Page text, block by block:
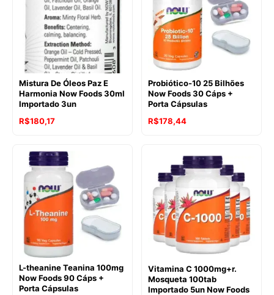
Mistura De Óleos Paz E
Harmonia Now Foods 30ml
Importado 3un
R$180,17
Probiótico-10 25 Bilhões
Now Foods 30 Cáps +
Porta Cápsulas
R$178,44
L-theanine Teanina 100mg
Now Foods 90 Cáps +
Porta Cápsulas
Vitamina C 1000mg+r.
Mosqueta 100tab
Importado 5un Now Foods